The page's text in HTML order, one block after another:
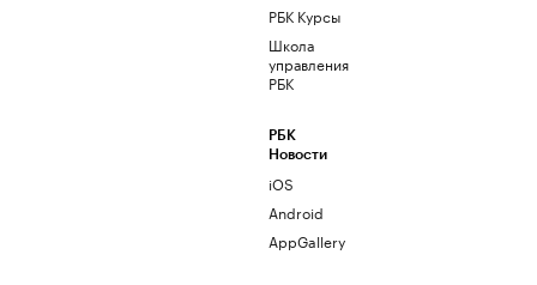
РБК Курсы
Школа
управления
РБК
РБК
Новости
iOS
Android
AppGallery